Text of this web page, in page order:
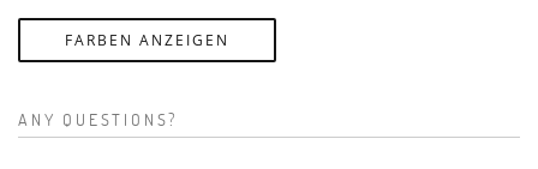
FARBEN ANZEIGEN
ANY QUESTIONS?